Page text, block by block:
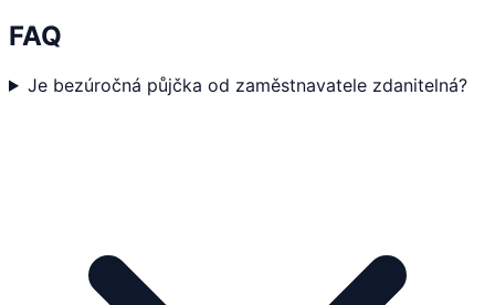
FAQ
Je bezúročná půjčka od zaměstnavatele zdanitelná?